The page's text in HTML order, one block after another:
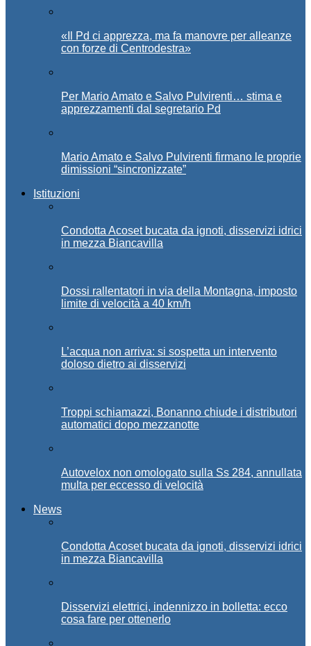
«Il Pd ci apprezza, ma fa manovre per alleanze
con forze di Centrodestra»
Per Mario Amato e Salvo Pulvirenti… stima e
apprezzamenti dal segretario Pd
Mario Amato e Salvo Pulvirenti firmano le proprie
dimissioni “sincronizzate”
Istituzioni
Condotta Acoset bucata da ignoti, disservizi idrici
in mezza Biancavilla
Dossi rallentatori in via della Montagna, imposto
limite di velocità a 40 km/h
L’acqua non arriva: si sospetta un intervento
doloso dietro ai disservizi
Troppi schiamazzi, Bonanno chiude i distributori
automatici dopo mezzanotte
Autovelox non omologato sulla Ss 284, annullata
multa per eccesso di velocità
News
Condotta Acoset bucata da ignoti, disservizi idrici
in mezza Biancavilla
Disservizi elettrici, indennizzo in bolletta: ecco
cosa fare per ottenerlo